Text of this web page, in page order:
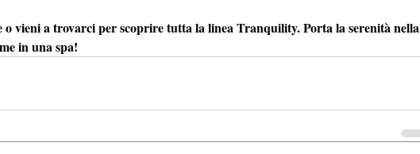
o vieni a trovarci per scoprire tutta la linea Tranquility. Porta la serenità nella
in una spa!